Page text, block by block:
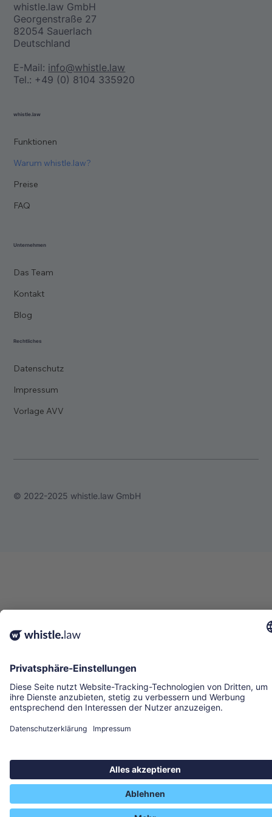
geplanter sowie bereits ergriffener
Folgemaßnahmen sowie die Gründe für diese.
Mögliche Folgemaßnahmen sind insbesondere:
Interne Untersuchungen bei dem Betreiber der
internen Meldestelle, d.h. dem durch das
Hinweisgeberschutzgesetz verpflichteten
Beweisen, Abgabe des Verfahrens zwecks
zuständige Behörden
whistle.law GmbH
Georgenstraße 27
82054 Sauerlach
Deutschland
E-Mail: info@whistle.law
Tel.: +49 (0) 8104 335920
whistle.law
Funktionen
Warum whistle.law?
Preise
FAQ
Unternehmen
Das Team
Kontakt
Blog
Rechtliches
Datenschutz
Impressum
Vorlage AVV
© 2022-2025 whistle.law GmbH